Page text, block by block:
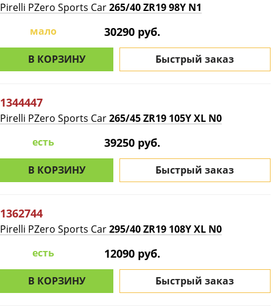
Pirelli PZero Sports Car265/40 ZR19 98Y N1
мало
30290 руб.
В КОРЗИНУ Быстрый заказ
1344447
Pirelli PZero Sports Car265/45 ZR19 105Y XL N0
есть
39250 руб.
В КОРЗИНУ Быстрый заказ
1362744
Pirelli PZero Sports Car295/40 ZR19 108Y XL N0
есть
12090 руб.
В КОРЗИНУ Быстрый заказ